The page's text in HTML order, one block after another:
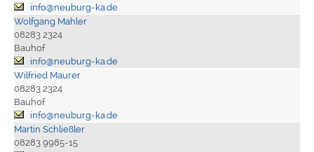
info@neuburg-ka.de
Wolfgang Mahler
08283 2324
Bauhof
info@neuburg-ka.de
Wilfried Maurer
08283 2324
Bauhof
info@neuburg-ka.de
Martin Schließler
08283 9985-15